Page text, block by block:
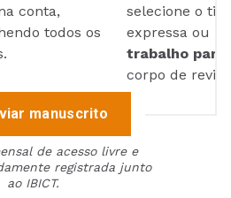
conta,
todos os
selecione o
expressa ou
trabalho para
corpo de
manuscrito
de acesso livre e
registrada junto
ao IBICT.